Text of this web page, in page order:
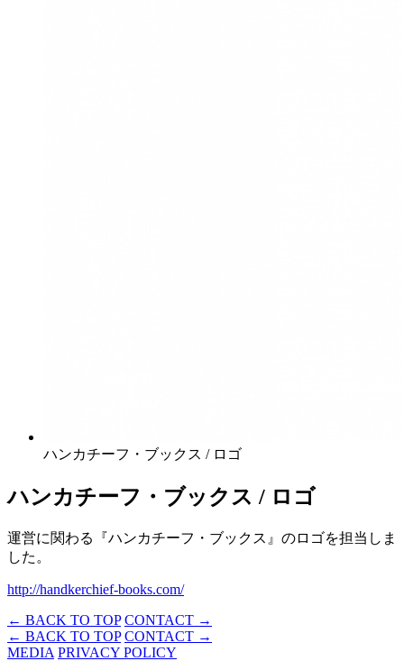
ハンカチーフ・ブックス / ロゴ
ハンカチーフ・ブックス / ロゴ
運営に関わる『ハンカチーフ・ブックス』のロゴを担当しま
した。
http://handkerchief-books.com/
← BACK TO TOP CONTACT →
← BACK TO TOP CONTACT →
MEDIA PRIVACY POLICY